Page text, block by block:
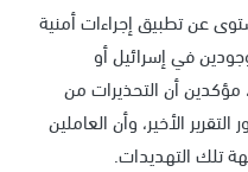
عن تطبيق إجراءات أمنية
في إسرائيل أو
مؤكدين أن التحذيرات من
الأخير، وأن العاملين
تلك التهديدات.